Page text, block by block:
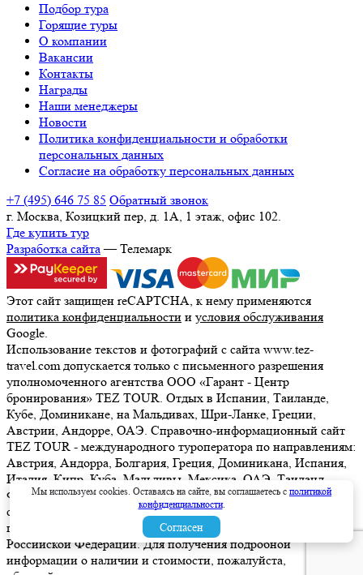
Подбор тура
Горящие туры
О компании
Вакансии
Контакты
Награды
Наши менеджеры
Новости
Политика конфиденциальности и обработки
персональных данных
Согласие на обработку персональных данных
+7 (495) 646 75 85 Обратный звонок
г. Москва, Козицкий пер, д. 1А, 1 этаж, офис 102.
Где купить тур
Разработка сайта— Телемарк
Этот сайт защищен reCAPTCHA, к нему применяются
политика конфиденциальности и условия обслуживания
Google.
Использование текстов и фотографий с сайта www.tez-
travel.com допускается только с письменного разрешения
уполномоченного агентства ООО «Гарант - Центр
бронирования» TEZ TOUR. Отдых в Испании, Таиланде,
Кубе, Доминикане, на Мальдивах, Шри-Ланке, Греции,
Австрии, Андорре, ОАЭ. Справочно-информационный сайт
TEZ TOUR - международного туроператора по направлениям:
Австрия, Андорра, Болгария, Греция, Доминикана, Испания,
Италия, Кипр, Куба, Мальдивы, Мексика, ОАЭ, Таиланд,
Франция, Шри-Ланка. Информация о ценах, указанная на
сайте, не является ни рекламой, ни офертой. определяемой
положениями Статьи 437 (2) Гражданского кодекса
Российской Федерации. Для получения подробной
информации о наличии и стоимости, пожалуйста,
Мы используем cookies. Оставаясь на сайте, вы соглашаетесь с политикой
конфиденциальности.
Согласен